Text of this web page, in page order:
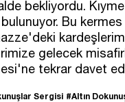
bekliyordu.
Bu
gelecek
tekrar davet
Sergisi #Altın